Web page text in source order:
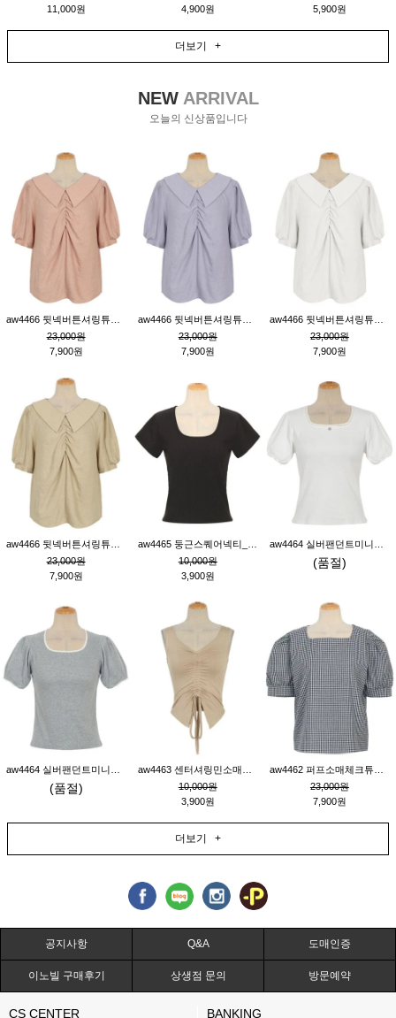
11,000원
4,900원
5,900원
더보기 +
NEWARRIVAL
오늘의 신상품입니다
23,000원
7,900원
23,000원
7,900원
23,000원
7,900원
23,000원
7,900원
10,000원
3,900원
(품절)
(품절)
10,000원
3,900원
23,000원
7,900원
더보기 +
공지사항 Q&A 도매인증
이노빌 구매후기 상생점 문의 방문예약
CS CENTER BANKING